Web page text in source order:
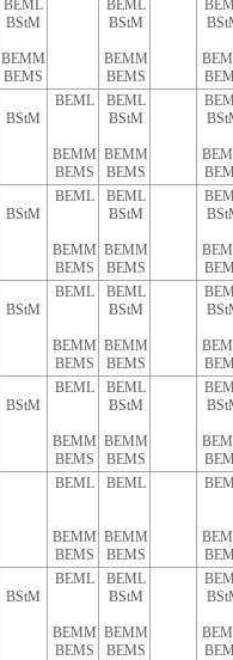
BEML
BStM
BEMM
BEMS
BEML
BStM
BEMM
BEMS
BStM
BEML
BEMM
BEMS
BEML
BStM
BEMM
BEMS
BStM
BEML
BEMM
BEMS
BEML
BStM
BEMM
BEMS
BStM
BEML
BEMM
BEMS
BEML
BStM
BEMM
BEMS
BStM
BEML
BEMM
BEMS
BEML
BStM
BEMM
BEMS
BEML
BEMM
BEMS
BEML
BEMM
BEMS
BStM
BEML
BEMM
BEMS
BEML
BStM
BEMM
BEMS